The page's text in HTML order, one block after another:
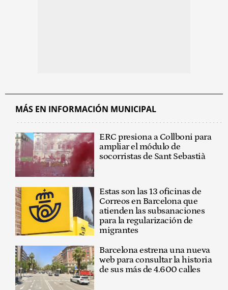
MÁS EN INFORMACIÓN MUNICIPAL
ERC presiona a Collboni para
ampliar el módulo de
socorristas de Sant Sebastià
Estas son las 13 oficinas de
Correos en Barcelona que
atienden las subsanaciones
para la regularización de
migrantes
Barcelona estrena una nueva
web para consultar la historia
de sus más de 4.600 calles